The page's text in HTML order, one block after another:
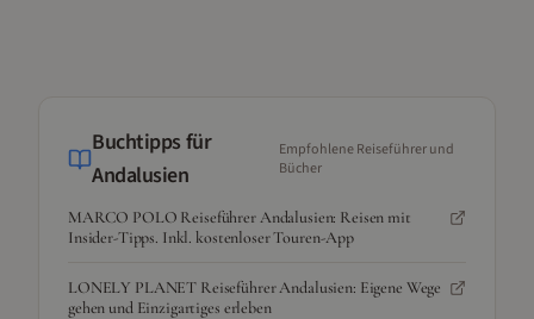
Buchtipps für
Andalusien
Empfohlene Reiseführer und
Bücher
MARCO POLO Reiseführer Andalusien: Reisen mit
Insider-Tipps. Inkl. kostenloser Touren-App
LONELY PLANET Reiseführer Andalusien: Eigene Wege
gehen und Einzigartiges erleben